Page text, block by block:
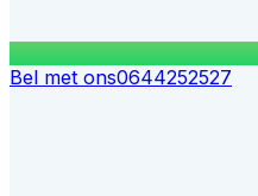
Bel met ons0644252527